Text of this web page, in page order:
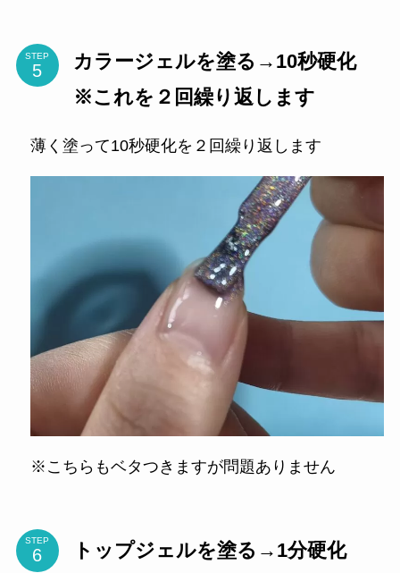
STEP
カラージェルを塗る→10秒硬化
※これを２回繰り返します
薄く塗って10秒硬化を２回繰り返します
※こちらもベタつきますが問題ありません
STEP トップジェルを塗る→1分硬化